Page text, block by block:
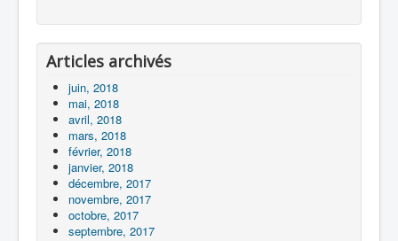
Articles archivés
juin, 2018
mai, 2018
avril, 2018
mars, 2018
février, 2018
janvier, 2018
décembre, 2017
novembre, 2017
octobre, 2017
septembre, 2017